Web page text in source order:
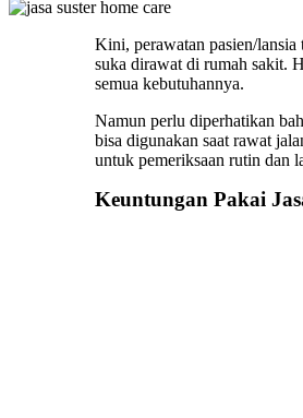
Kini, perawatan pasien/
suka dirawat di rumah sakit.
semua kebutuhannya.
Namun perlu diperhatikan
bisa digunakan saat rawat
untuk pemeriksaan rutin dan
Keuntungan Pakai